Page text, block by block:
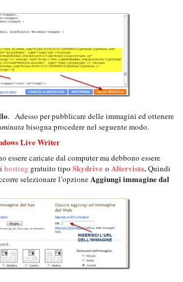
. Adesso per pubblicare delle immagini ed ottenere
bisogna procedere nel seguente modo.
Live Writer
essere caricate dal computer ma debbono essere
hosting gratuito tipo Skydrive o Altervista.Quindi
selezionare l’opzioneAggiungi immagine dal